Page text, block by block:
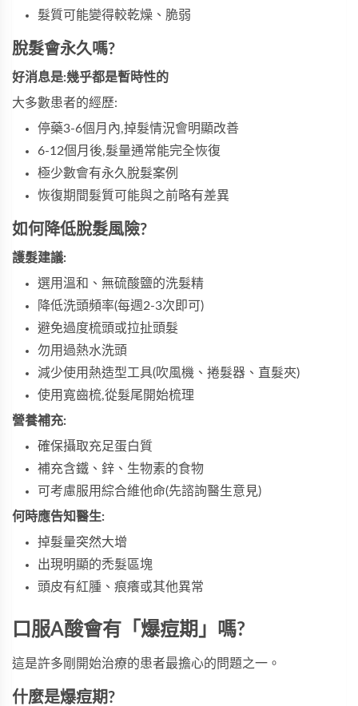
髮質可能變得較乾燥、脆弱
脫髮會永久嗎?
好消息是:幾乎都是暫時性的
大多數患者的經歷:
停藥3-6個月內,掉髮情況會明顯改善
6-12個月後,髮量通常能完全恢復
極少數會有永久脫髮案例
恢復期間髮質可能與之前略有差異
如何降低脫髮風險?
護髮建議:
選用溫和、無硫酸鹽的洗髮精
降低洗頭頻率(每週2-3次即可)
避免過度梳頭或拉扯頭髮
勿用過熱水洗頭
減少使用熱造型工具(吹風機、捲髮器、直髮夾)
使用寬齒梳,從髮尾開始梳理
營養補充:
確保攝取充足蛋白質
補充含鐵、鋅、生物素的食物
可考慮服用綜合維他命(先諮詢醫生意見)
何時應告知醫生:
掉髮量突然大增
出現明顯的禿髮區塊
頭皮有紅腫、痕癢或其他異常
口服A酸會有「爆痘期」嗎?
這是許多剛開始治療的患者最擔心的問題之一。
什麼是爆痘期?